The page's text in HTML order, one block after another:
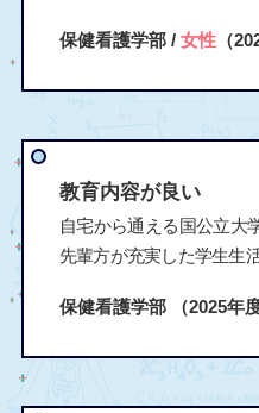
保健看護学部 / 女性（
教育内容が良い
自宅から通える国公立大
先輩方が充実した学生生
保健看護学部 （2025年